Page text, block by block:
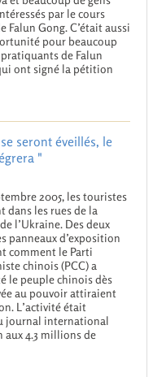
par le cours
Falun Gong. C’était aussi
pour beaucoup
de Falun
ont signé la pétition
seront éveillés, le
"
2005, les touristes
dans les rues de la
l’Ukraine. Des deux
panneaux d’exposition
comment le Parti
chinois (PCC) a
le peuple chinois dès
au pouvoir attiraient
L’activité était
journal international
aux 4.3 millions de